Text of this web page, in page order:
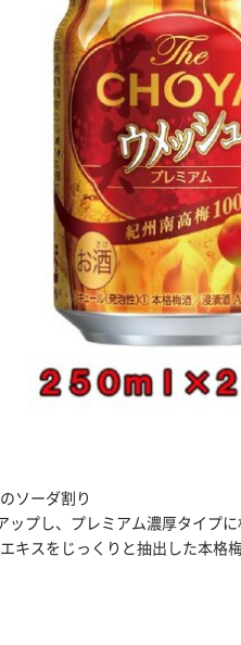
ソーダ割り
プし、プレミアム濃厚タイプ
キスをじっくりと抽出した本格